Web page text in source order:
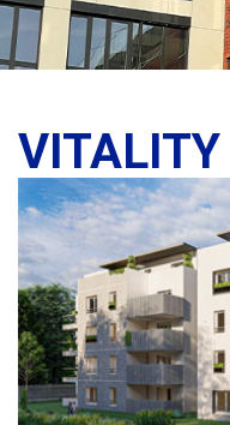
VITALITY